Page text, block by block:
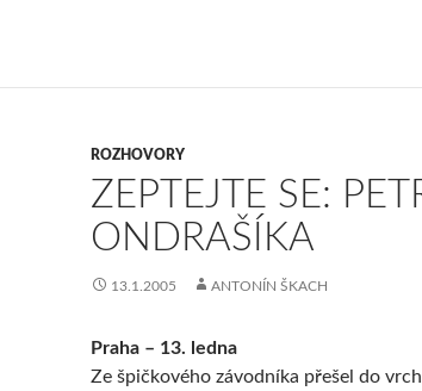
ROZHOVORY
ZEPTEJTE SE:
ONDRAŠÍKA
13.1.2005 ANTONÍN ŠKACH
Praha – 13. ledna
Ze špičkového závodníka přešel do